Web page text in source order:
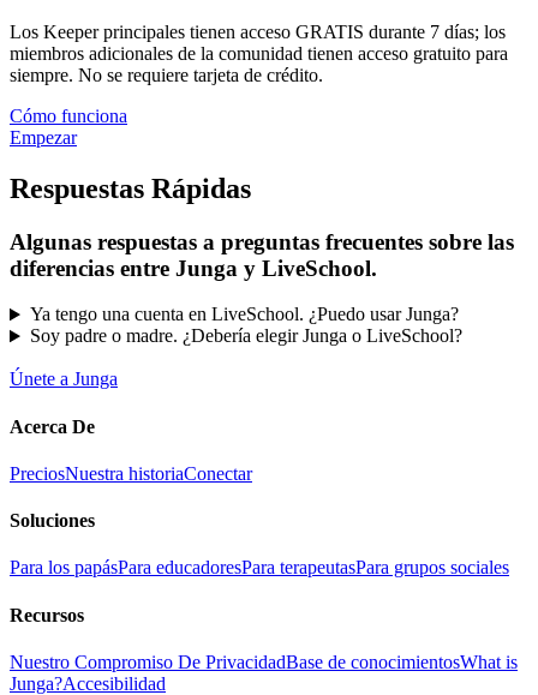
Los Keeper principales tienen acceso GRATIS durante 7 días; los
miembros adicionales de la comunidad tienen acceso gratuito para
siempre. No se requiere tarjeta de crédito.
Cómo funciona
Empezar
Respuestas Rápidas
Algunas respuestas a preguntas frecuentes sobre las
diferencias entre Junga y LiveSchool.
Ya tengo una cuenta en LiveSchool. ¿Puedo usar Junga?
Soy padre o madre. ¿Debería elegir Junga o LiveSchool?
Únete a Junga
Acerca De
PreciosNuestra historiaConectar
Soluciones
Para los papásPara educadoresPara terapeutasPara grupos sociales
Recursos
Nuestro Compromiso De PrivacidadBase de conocimientosWhat is
Junga?Accesibilidad